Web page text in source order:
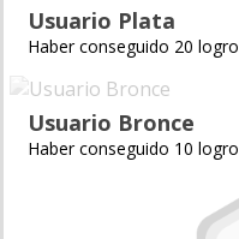
Usuario Plata
Haber conseguido 20
Usuario Bronce
Haber conseguido 10